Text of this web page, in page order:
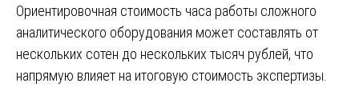
Ориентировочная стоимость часа работы сложного
аналитического оборудования может составлять от
нескольких сотен до нескольких тысяч рублей, что
напрямую влияет на итоговую стоимость экспертизы.